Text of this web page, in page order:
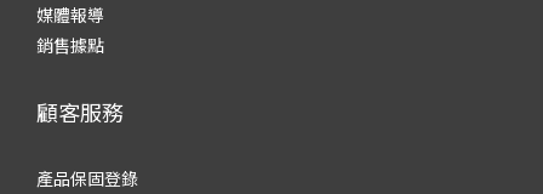
媒體報導
銷售據點
顧客服務
產品保固登錄